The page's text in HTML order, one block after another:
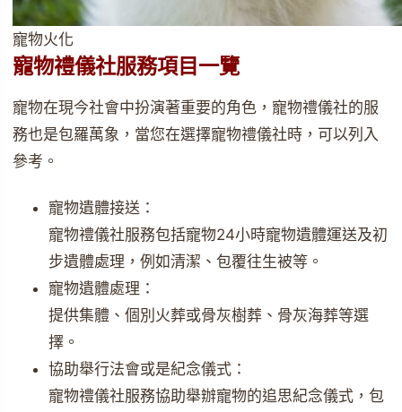
寵物火化
寵物禮儀社服務項目一覽
寵物在現今社會中扮演著重要的角色，寵物禮儀社的服
務也是包羅萬象，當您在選擇寵物禮儀社時，可以列入
參考。
寵物遺體接送：
寵物禮儀社服務包括寵物24小時寵物遺體運送及初
步遺體處理，例如清潔、包覆往生被等。
寵物遺體處理：
提供集體、個別火葬或骨灰樹葬、骨灰海葬等選
擇。
協助舉行法會或是紀念儀式：
寵物禮儀社服務協助舉辦寵物的追思紀念儀式，包